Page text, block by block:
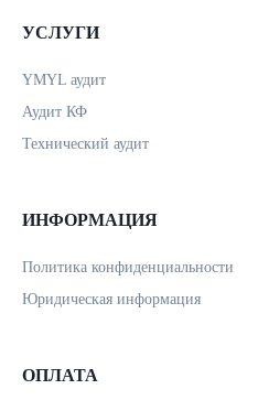
УСЛУГИ
YMYL аудит
Аудит КФ
Технический аудит
ИНФОРМАЦИЯ
Политика конфиденциальности
Юридическая информация
ОПЛАТА